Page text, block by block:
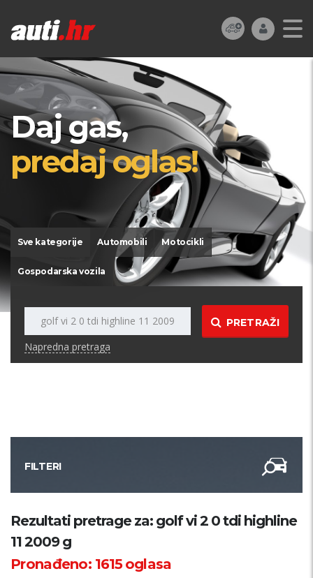
Daj gas,
predaj oglas!
Sve kategorije Automobili Motocikli
Gospodarska vozila
PRETRAŽI
Napredna pretraga
FILTERI
Kategorija
Županija
Rezultati pretrage za: golf vi 2 0 tdi highline
11 2009 g
Pronađeno: 1615oglasa